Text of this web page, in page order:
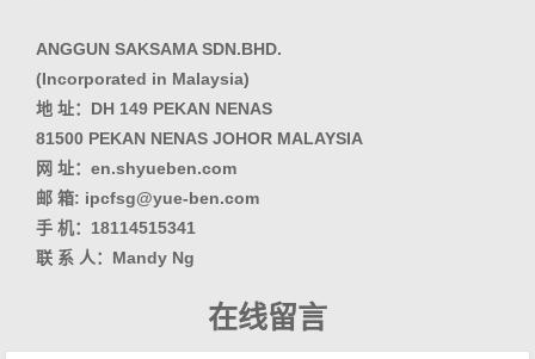
ANGGUN SAKSAMA SDN.BHD.
(Incorporated in Malaysia)
地 址：DH 149 PEKAN NENAS
81500 PEKAN NENAS JOHOR MALAYSIA
网 址：en.shyueben.com
邮 箱: ipcfsg@yue-ben.com
手 机：18114515341
联 系 人：Mandy Ng
在线留言